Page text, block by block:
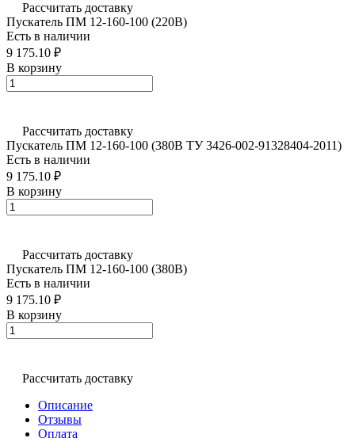
Рассчитать доставку
Пускатель ПМ 12-160-100 (220В)
Есть в наличии
9 175.10 ₽
В корзину
Рассчитать доставку
Пускатель ПМ 12-160-100 (380В ТУ 3426-002-91328404-2011)
Есть в наличии
9 175.10 ₽
В корзину
Рассчитать доставку
Пускатель ПМ 12-160-100 (380В)
Есть в наличии
9 175.10 ₽
В корзину
Рассчитать доставку
Описание
Отзывы
Оплата